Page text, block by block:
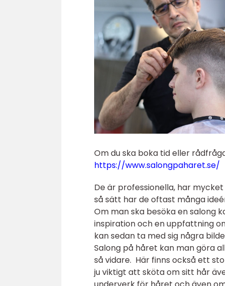
Om du ska boka tid eller
https://www.salongpaharet.se/
De är professionella, har
så sätt har de oftast många
Om man ska besöka en salong
inspiration och en uppfattning
kan sedan ta med sig några
Salong på håret kan man göra
så vidare. Här finns också ett
ju viktigt att sköta om sitt hår